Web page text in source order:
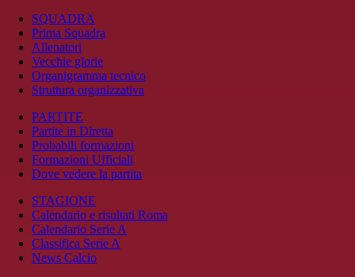
SQUADRA
Prima Squadra
Allenatori
Vecchie glorie
Organigramma tecnico
Struttura organizzativa
PARTITE
Partite in Diretta
Probabili formazioni
Formazioni Ufficiali
Dove vedere la partita
STAGIONE
Calendario e risultati Roma
Calendario Serie A
Classifica Serie A
News Calcio